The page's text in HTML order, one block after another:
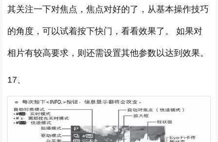
其关注一下对焦点，焦点对好的了，从基本操作技巧
的角度，可以试着按下快门，看看效果了。 如果对
相片有较高要求，则还需设置其他参数以达到效果。
17、